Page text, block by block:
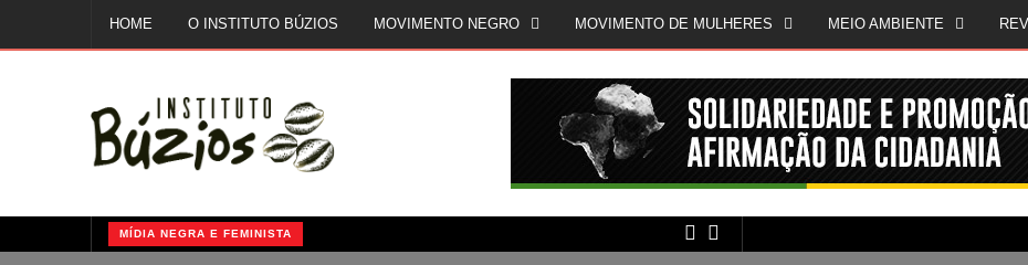
HOME O INSTITUTO BÚZIOS MOVIMENTO NEGRO MOVIMENTO DE MULHERES MEIO AMBIENTE
MÍDIA NEGRA E FEMINISTA